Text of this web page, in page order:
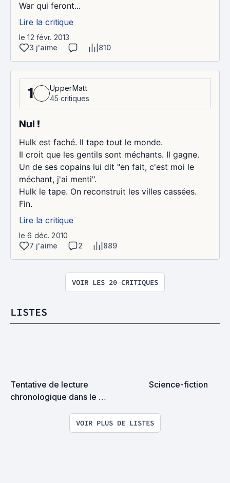
War qui feront...
Lire la critique
le 12 févr. 2013
3 j'aime
810
1
UpperMatt
45 critiques
Nul !
Hulk est faché. Il tape tout le monde.
Il croit que les gentils sont méchants. Il gagne.
Un de ses copains lui dit "en fait, c'est moi le
méchant, j'ai menti".
Hulk le tape. On reconstruit les villes cassées.
Lire la critique
le 6 déc. 2010
7 j'aime
2 889
VOIR LES 20 CRITIQUES
LISTES
Tentative de lecture
chronologique dans le
Science-fiction
VOIR PLUS DE LISTES